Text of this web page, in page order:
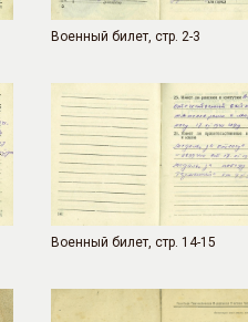
Военный билет, стр. 2-3
Военный билет, стр. 14-15